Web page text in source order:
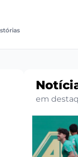
em